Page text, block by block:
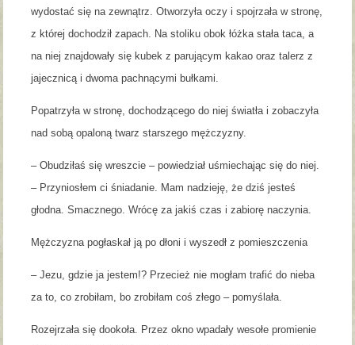
wydostać się na zewnątrz. Otworzyła oczy i spojrzała w stronę,
z której dochodził zapach. Na stoliku obok łóżka stała taca, a
na niej znajdowały się kubek z parującym kakao oraz talerz z
jajecznicą i dwoma pachnącymi bułkami.
Popatrzyła w stronę, dochodzącego do niej światła i zobaczyła
nad sobą opaloną twarz starszego mężczyzny.
– Obudziłaś się wreszcie – powiedział uśmiechając się do niej.
– Przyniosłem ci śniadanie. Mam nadzieję, że dziś jesteś
głodna. Smacznego. Wrócę za jakiś czas i zabiorę naczynia.
Mężczyzna pogłaskał ją po dłoni i wyszedł z pomieszczenia
– Jezu, gdzie ja jestem!? Przecież nie mogłam trafić do nieba
za to, co zrobiłam, bo zrobiłam coś złego – pomyślała.
Rozejrzała się dookoła. Przez okno wpadały wesołe promienie